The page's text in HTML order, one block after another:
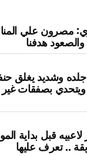
مصرون علي
هدفنا
جلده وشديد يغلق
ويتحدي بصفقات غير
لاعبيه قبل بداية
.. تعرف عليها